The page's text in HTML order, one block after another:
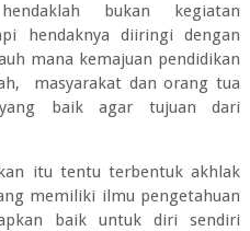
bukan kegiatan
hendaknya diiringi dengan
mana kemajuan pendidikan
masyarakat dan orang tua
baik agar tujuan dari
itu tentu terbentuk akhlak
memiliki ilmu pengetahuan
baik untuk diri sendiri